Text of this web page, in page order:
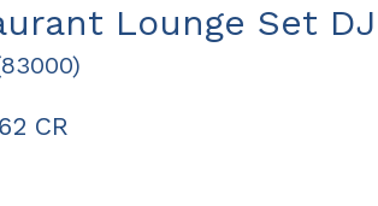
Lounge Set
CR